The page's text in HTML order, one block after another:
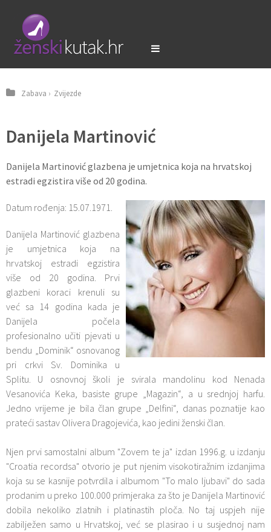
Zabava › Zvijezde
Danijela Martinović
Danijela Martinović glazbena je umjetnica koja na hrvatskoj
estradi egzistira više od 20 godina.
Datum rođenja: 15.07.1971.
Danijela Martinović glazbena
je umjetnica koja na
hrvatskoj estradi egzistira
više od 20 godina. Prvi
glazbeni koraci krenuli su
već sa 14 godina kada je
Danijela počela
profesionalno učiti pjevati u
bendu „Dominik“ osnovanog
pri crkvi Sv. Dominika u
Splitu. U osnovnoj školi je svirala mandolinu kod Nenada
Vesanovića Keka, basiste grupe „Magazin“, a u srednjoj harfu.
Jedno vrijeme je bila član grupe „Delfini“, danas poznatije kao
prateći sastav Olivera Dragojevića, kao jedini ženski član.
Njen prvi samostalni album "Zovem te ja" izdan 1996.g. u izdanju
"Croatia recordsa" otvorio je put njenim visokotiražnim izdanjima
koja su se kasnije potvrdila i albumom "To malo ljubavi" do sada
prodanim u preko 100.000 primjeraka za što je Danijela Martinović
dobila nekoliko zlatnih i platinastih ploča. No taj uspjeh nije
zabilježen samo u Hrvatskoj, već se plasirao i u susjednoj nam